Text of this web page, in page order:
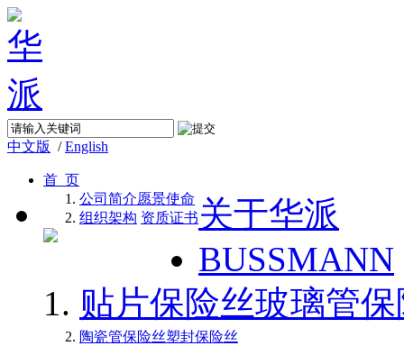
中文版 /English
首 页
关于华派
公司简介愿景使命
组织架构 资质证书
BUSSMANN
贴片保险丝玻璃管
陶瓷管保险丝塑封保险丝